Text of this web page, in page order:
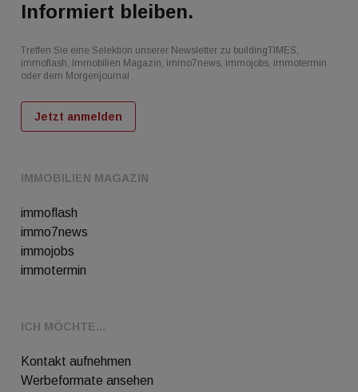
IMMOBILIEN MAGAZIN
immoflash
immo7news
immojobs
immotermin
ICH MÖCHTE...
Kontakt aufnehmen
Werbeformate ansehen
Informiert bleiben.
Treffen Sie eine Selektion unserer Newsletter zu buildingTIMES,
immoflash, Immobilien Magazin, immo7news, immojobs, immotermin
oder dem Morgenjournal
Jetzt anmelden